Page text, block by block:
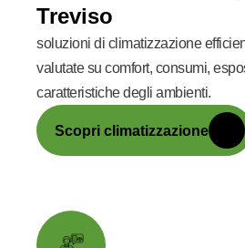
Treviso
soluzioni di climatizzazione
valutate su comfort, consumi,
caratteristiche degli ambienti.
Scopri climatizzazione